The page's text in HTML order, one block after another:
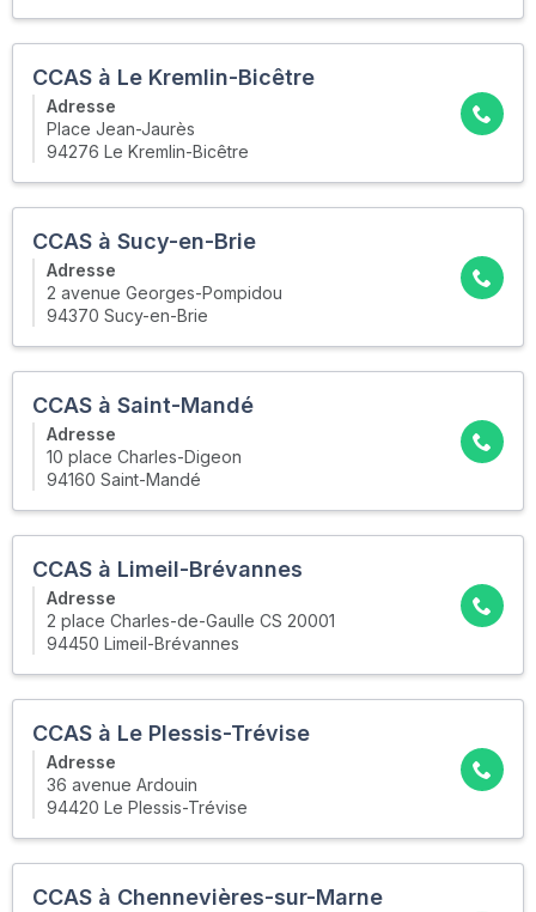
CCAS à Le Kremlin-Bicêtre
Adresse
Place Jean-Jaurès
94276 Le Kremlin-Bicêtre
CCAS à Sucy-en-Brie
Adresse
2 avenue Georges-Pompidou
94370 Sucy-en-Brie
CCAS à Saint-Mandé
Adresse
10 place Charles-Digeon
94160 Saint-Mandé
CCAS à Limeil-Brévannes
Adresse
2 place Charles-de-Gaulle CS 20001
94450 Limeil-Brévannes
CCAS à Le Plessis-Trévise
Adresse
36 avenue Ardouin
94420 Le Plessis-Trévise
CCAS à Chennevières-sur-Marne